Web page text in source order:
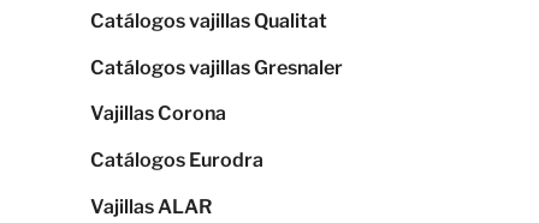
Catálogos vajillas Qualitat
Catálogos vajillas Gresnaler
Vajillas Corona
Catálogos Eurodra
Vajillas ALAR